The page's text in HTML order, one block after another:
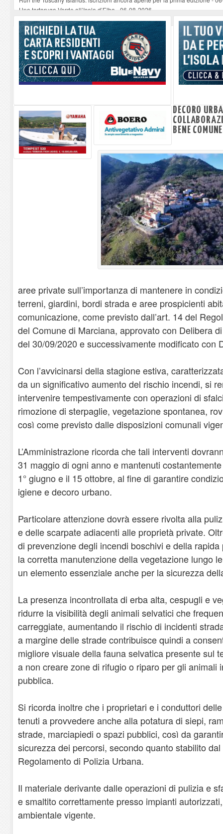
Una tartaruga Verde all’Isola d’Elba-06-08-2026
Furgone in fiamme a Capoliveri, illeso il conducente-06-08-2026
Campo: chiusura della biblioteca comunale in occasione del Santo Patrono
A Carpani si apre la Festa di Liberazione: il programma della prima serata-
DECORO
BENE COMUNE
aree private sull’importanza di mantenere in
terreni, giardini, bordi strada e aree prospicienti
comunicazione, come previsto dall’art. 14 del
del Comune di Marciana, approvato con Delibera
del 30/09/2020 e successivamente modificato con
Con l’avvicinarsi della stagione estiva,
da un significativo aumento del rischio incendi, si
intervenire tempestivamente con operazioni di
rimozione di sterpaglie, vegetazione spontanea,
così come previsto dalle disposizioni comunali
L’Amministrazione ricorda che tali interventi
31 maggio di ogni anno e mantenuti
1° giugno e il 15 ottobre, al fine di garantire
igiene e decoro urbano.
Particolare attenzione dovrà essere rivolta alla
e delle scarpate adiacenti alle proprietà private.
di prevenzione degli incendi boschivi e della
la corretta manutenzione della vegetazione lungo
un elemento essenziale anche per la sicurezza
La presenza incontrollata di erba alta, cespugli e
ridurre la visibilità degli animali selvatici che
carreggiate, aumentando il rischio di incidenti
a margine delle strade contribuisce quindi a
migliore visuale della fauna selvatica presente sul
a non creare zone di rifugio o riparo per gli animali
pubblica.
Si ricorda inoltre che i proprietari e i conduttori
tenuti a provvedere anche alla potatura di siepi,
strade, marciapiedi o spazi pubblici, così da
sicurezza dei percorsi, secondo quanto stabilito
Regolamento di Polizia Urbana.
Il materiale derivante dalle operazioni di pulizia e
e smaltito correttamente presso impianti
ambientale vigente.